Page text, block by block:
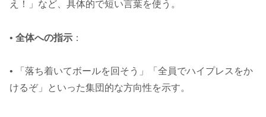
え！」など、具体的で短い言葉を使う。
• 全体への指示 ：
• 「落ち着いてボールを回そう」「全員でハイプレスをか
けるぞ」といった集団的な方向性を示す。